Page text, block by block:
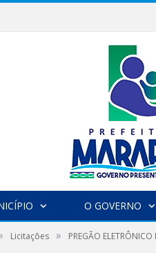
O GOVERNO
Licitações » PREGÃO